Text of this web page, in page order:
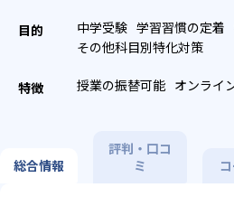
中学受験 学習習慣の定着
その他科目別特化対策
授業の振替可能 オンライ
総合情報
評判・口コ
ミ